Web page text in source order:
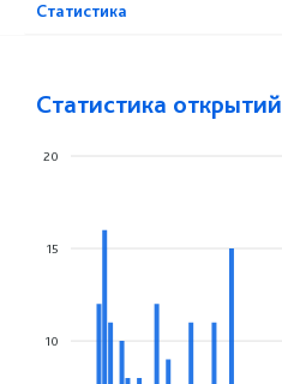
Статистика
Статистика
20
15
10